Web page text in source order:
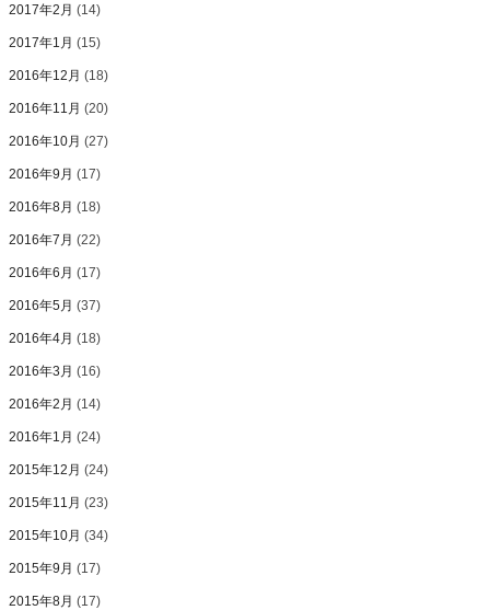
2017年2月 (14)
2017年1月 (15)
2016年12月 (18)
2016年11月 (20)
2016年10月 (27)
2016年9月 (17)
2016年8月 (18)
2016年7月 (22)
2016年6月 (17)
2016年5月 (37)
2016年4月 (18)
2016年3月 (16)
2016年2月 (14)
2016年1月 (24)
2015年12月 (24)
2015年11月 (23)
2015年10月 (34)
2015年9月 (17)
2015年8月 (17)